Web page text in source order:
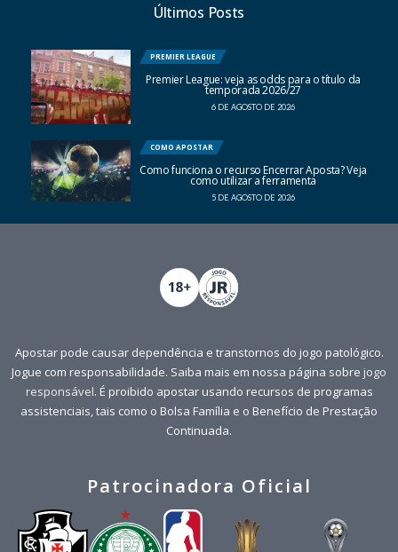
Últimos Posts
PREMIER LEAGUE
Premier League: veja as odds para o título da
temporada 2026/27
6 DE AGOSTO DE 2026
COMO APOSTAR
Como funciona o recurso Encerrar Aposta? Veja
como utilizar a ferramenta
5 DE AGOSTO DE 2026
Apostar pode causar dependência e transtornos do jogo patológico.
Jogue com responsabilidade. Saiba mais em nossa página sobre jogo
responsável. É proibido apostar usando recursos de programas
assistenciais, tais como o Bolsa Família e o Benefício de Prestação
Continuada.
Patrocinadora Oficial